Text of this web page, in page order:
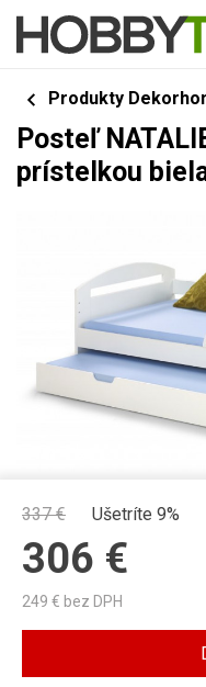
Produkty
Posteľ
prístelkou
337€ Ušetríte 9%
306 €
249 € bez DPH